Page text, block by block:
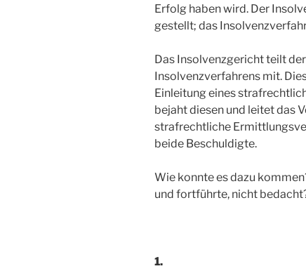
Erfolg haben wird. Der
gestellt; das
Das Insolvenzgericht teilt
Insolvenzverfahrens mit.
Einleitung eines
bejaht diesen und leitet das
strafrechtliche
beide Beschuldigte.
Wie konnte es dazu
und fortführte, nicht
1.